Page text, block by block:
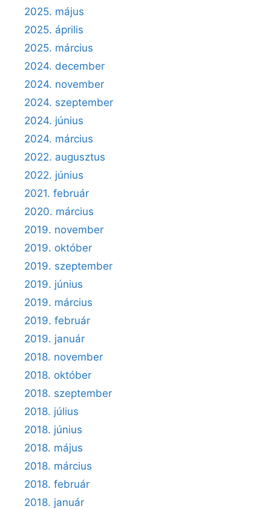
2025. május
2025. április
2025. március
2024. december
2024. november
2024. szeptember
2024. június
2024. március
2022. augusztus
2022. június
2021. február
2020. március
2019. november
2019. október
2019. szeptember
2019. június
2019. március
2019. február
2019. január
2018. november
2018. október
2018. szeptember
2018. július
2018. június
2018. május
2018. március
2018. február
2018. január